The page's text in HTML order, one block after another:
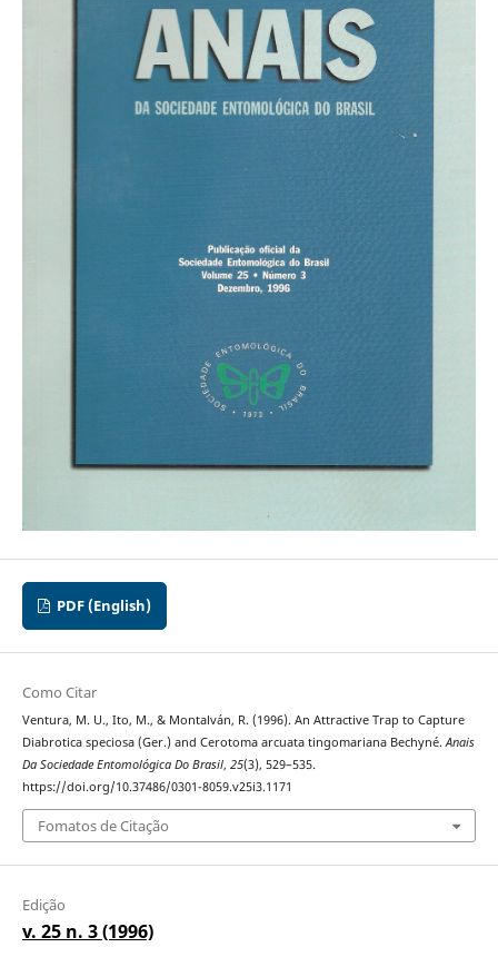
PDF (English)
Como Citar
Ventura, M. U., Ito, M., & Montalván, R. (1996). An Attractive Trap to Capture
Diabrotica speciosa (Ger.) and Cerotoma arcuata tingomariana Bechyné. Anais
Da Sociedade Entomológica Do Brasil, 25(3), 529–535.
https://doi.org/10.37486/0301-8059.v25i3.1171
Fomatos de Citação
Edição
v. 25 n. 3 (1996)